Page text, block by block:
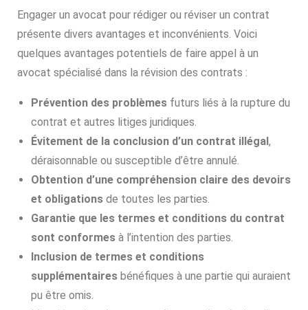
Engager un avocat pour rédiger ou réviser un contrat
présente divers avantages et inconvénients. Voici
quelques avantages potentiels de faire appel à un
avocat spécialisé dans la révision des contrats :
Prévention des problèmes futurs liés à la rupture du
contrat et autres litiges juridiques.
Évitement de la conclusion d’un contrat illégal,
déraisonnable ou susceptible d’être annulé.
Obtention d’une compréhension claire des devoirs
et obligations de toutes les parties.
Garantie que les termes et conditions du contrat
sont conformes à l’intention des parties.
Inclusion de termes et conditions
supplémentaires bénéfiques à une partie qui auraient
pu être omis.